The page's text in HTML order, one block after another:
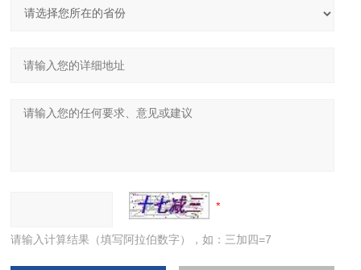
请输入计算结果（填写阿拉伯数字），如：三加四=7